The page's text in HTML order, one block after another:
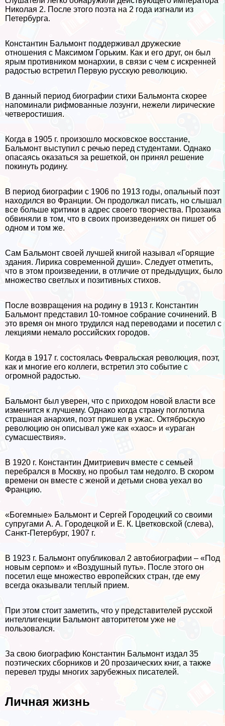
Николая 2. После этого поэта на 2 года изгнали из
Петербурга.
Константин Бальмонт поддерживал дружеские
отношения с Максимом Горьким. Как и его друг, он был
ярым противником монархии, в связи с чем с искренней
радостью встретил Первую русскую революцию.
В данный период биографии стихи Бальмонта скорее
напоминали рифмованные лозунги, нежели лирические
четверостишия.
Когда в 1905 г. произошло московское восстание,
Бальмонт выступил с речью перед студентами. Однако
опасаясь оказаться за решеткой, он принял решение
покинуть родину.
В период биографии с 1906 по 1913 годы, опальный поэт
находился во Франции. Он продолжал писать, но слышал
все больше критики в адрес своего творчества. Прозаика
обвиняли в том, что в своих произведениях он пишет об
одном и том же.
Сам Бальмонт своей лучшей книгой называл «Горящие
здания. Лирика современной души». Следует отметить,
что в этом произведении, в отличие от предыдущих, было
множество светлых и позитивных стихов.
После возвращения на родину в 1913 г. Константин
Бальмонт представил 10-томное собрание сочинений. В
это время он много трудился над переводами и посетил с
лекциями немало российских городов.
Когда в 1917 г. состоялась Февральская революция, поэт,
как и многие его коллеги, встретил это событие с
огромной радостью.
Бальмонт был уверен, что с приходом новой власти все
изменится к лучшему. Однако когда страну поглотила
страшная анархия, поэт пришел в ужас. Октябрьскую
революцию он описывал уже как «хаос» и «ураган
сумасшествия».
В 1920 г. Константин Дмитриевич вместе с семьей
перебрался в Москву, но пробыл там недолго. В скором
времени он вместе с женой и детьми снова уехал во
Францию.
«Богемные» Бальмонт и Сергeй Городецкий со своими
супругами А. А. Городецкой и Е. К. Цветковской (слева),
Санкт-Петербург, 1907 г.
В 1923 г. Бальмонт опубликовал 2 автобиографии – «Под
новым серпом» и «Воздушный путь». После этого он
посетил еще множество европейских стран, где ему
всегда оказывали теплый прием.
При этом стоит заметить, что у представителей русской
интеллигенции Бальмонт авторитетом уже не
пользовался.
За свою биографию Константин Бальмонт издал 35
поэтических сборников и 20 прозаических книг, а также
перевел труды многих зарубежных писателей.
Личная жизнь